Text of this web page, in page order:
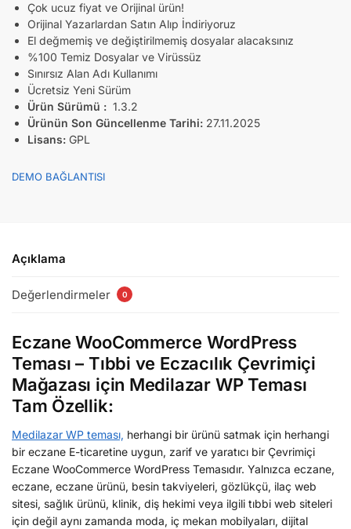
Çok ucuz fiyat ve Orijinal ürün!
Orijinal Yazarlardan Satın Alıp İndiriyoruz
El değmemiş ve değiştirilmemiş dosyalar alacaksınız
%100 Temiz Dosyalar ve Virüssüz
Sınırsız Alan Adı Kullanımı
Ücretsiz Yeni Sürüm
Ürün Sürümü : 1.3.2
Ürünün Son Güncellenme Tarihi: 27.11.2025
Lisans: GPL
DEMO BAĞLANTISI
Açıklama
Değerlendirmeler 0
Eczane WooCommerce WordPress
Teması – Tıbbi ve Eczacılık Çevrimiçi
Mağazası için Medilazar WP Teması
Tam Özellik:
Medilazar WP teması, herhangi bir ürünü satmak için herhangi
bir eczane E-ticaretine uygun, zarif ve yaratıcı bir Çevrimiçi
Eczane WooCommerce WordPress Temasıdır. Yalnızca eczane,
eczane, eczane ürünü, besin takviyeleri, gözlükçü, ilaç web
sitesi, sağlık ürünü, klinik, diş hekimi veya ilgili tıbbi web siteleri
için değil aynı zamanda moda, iç mekan mobilyaları, dijital